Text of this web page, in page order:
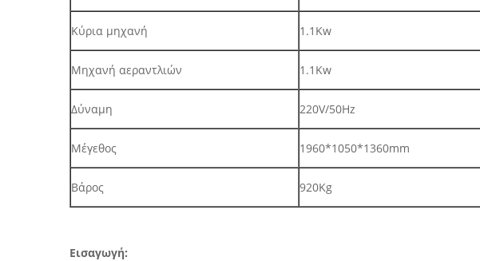
Κύρια μηχανή 1.1Kw
Μηχανή αεραντλιών 1.1Kw
Δύναμη 220V/50Hz
Μέγεθος 1960*1050*1360mm
Βάρος 920Kg
Εισαγωγή: